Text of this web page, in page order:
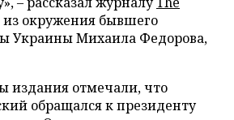
окружения бывшего
Украины Михаила Федорова,
издания отмечали, что
обращался к президенту